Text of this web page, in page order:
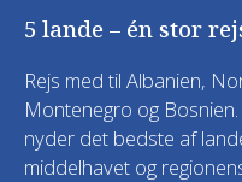
5 lande – én stor
Rejs med til Albanien,
Montenegro og
nyder det bedste af
middelhavet og